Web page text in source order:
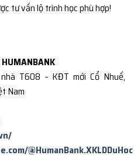
tư vấn lộ trình học phù hợp!
HUMANBANK
T608 – KĐT mới Cổ Nhuế,
Nam
@HumanBank.XKLDDuHoc